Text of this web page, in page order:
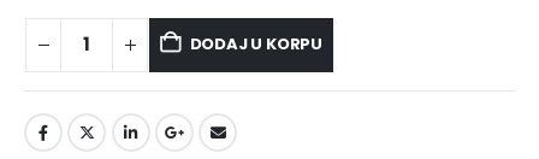
DODAJ U KORPU